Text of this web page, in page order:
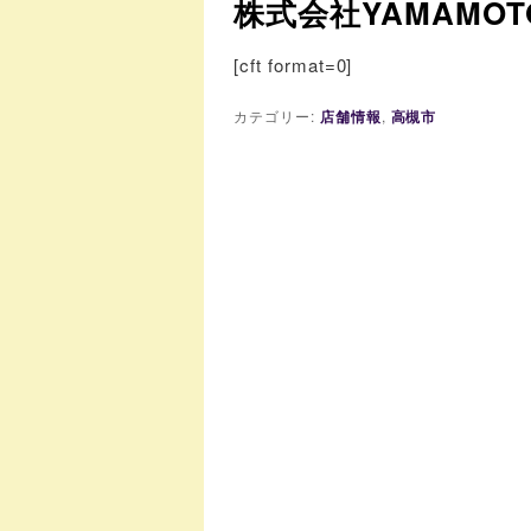
株式会社
[cft format=0]
カテゴリー: 店舗情報, 高槻市